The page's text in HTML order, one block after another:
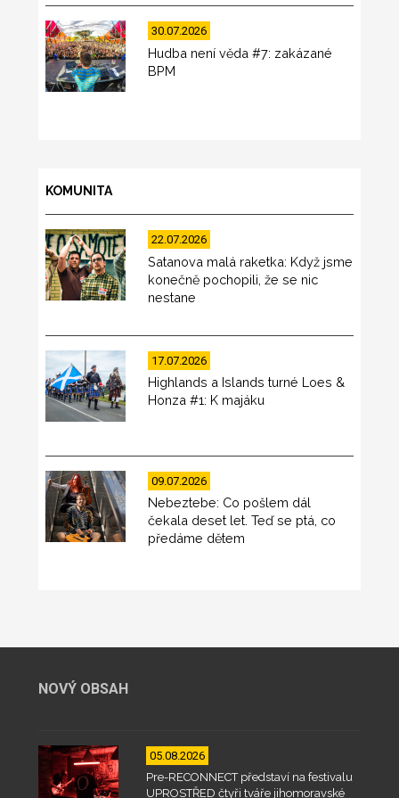
30.07.2026
Hudba není věda #7: zakázané
BPM
KOMUNITA
22.07.2026
Satanova malá raketka: Když jsme
konečně pochopili, že se nic
nestane
17.07.2026
Highlands a Islands turné Loes &
Honza #1: K majáku
09.07.2026
Nebeztebe: Co pošlem dál
čekala deset let. Teď se ptá, co
předáme dětem
NOVÝ OBSAH
05.08.2026
Pre-RECONNECT představí na festivalu
UPROSTŘED čtyři tváře jihomoravské